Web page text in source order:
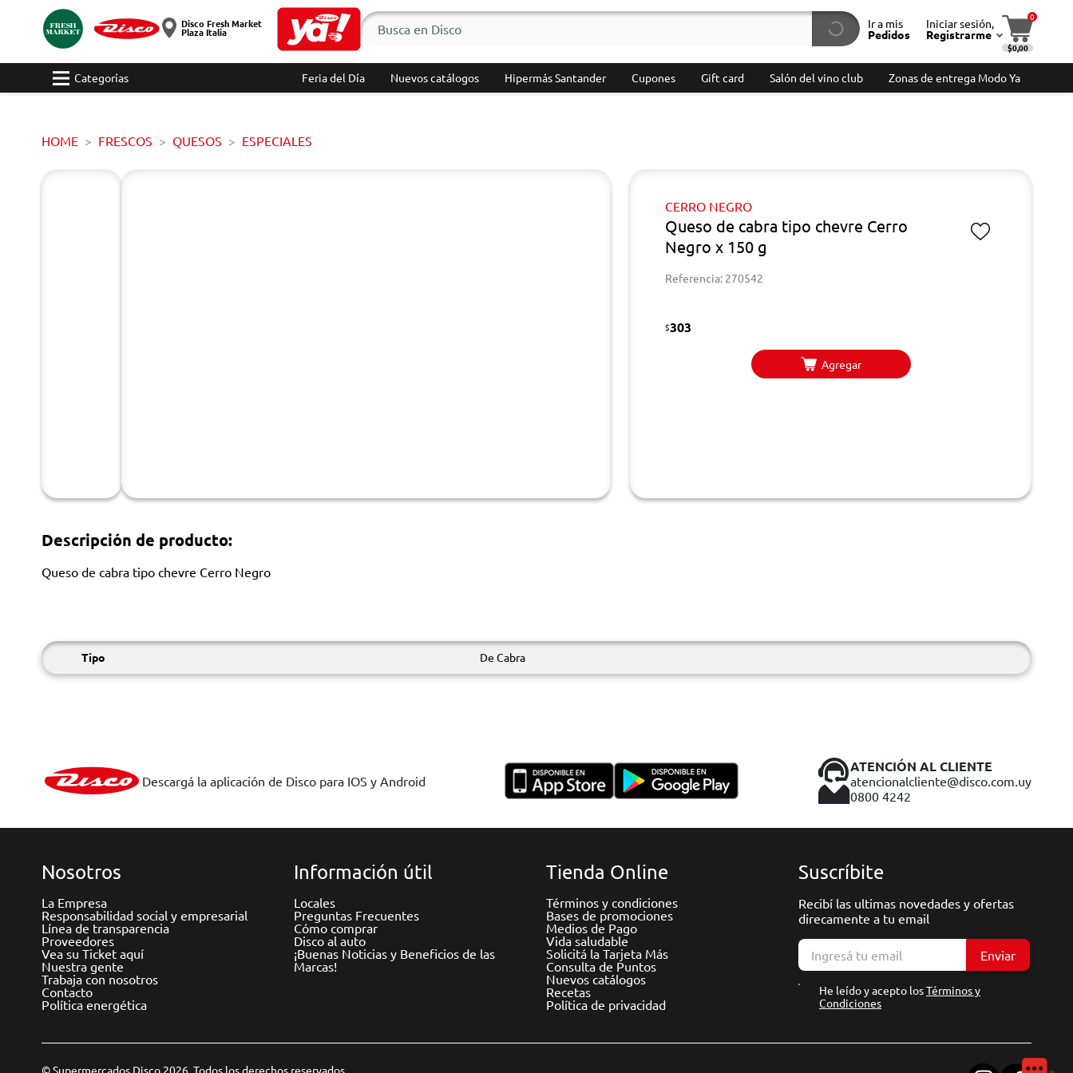
Disco Fresh Market
Plaza Italia
Ir a mis
Pedidos
Iniciar sesión,
Registrarme
0
$0,00
Categorías Feria del Día Nuevos catálogos Hipermás Santander Cupones Gift card Salón del vino club Zonas de entrega Modo Ya
HOME FRESCOS QUESOS ESPECIALES
CERRO NEGRO
Queso de cabra tipo chevre Cerro
Negro x 150 g
Referencia: 270542
$303
Agregar
Descripción de producto:
Queso de cabra tipo chevre Cerro Negro
Tipo De Cabra
Descargá la aplicación de Disco para IOS y Android
ATENCIÓN AL CLIENTE
atencionalcliente@disco.com.uy
0800 4242
Nosotros
La Empresa
Responsabilidad social y empresarial
Línea de transparencia
Proveedores
Vea su Ticket aquí
Nuestra gente
Trabaja con nosotros
Contacto
Política energética
Información útil
Locales
Preguntas Frecuentes
Cómo comprar
Disco al auto
¡Buenas Noticias y Beneficios de las
Marcas!
Tienda Online
Términos y condiciones
Bases de promociones
Medios de Pago
Vida saludable
Solicitá la Tarjeta Más
Consulta de Puntos
Nuevos catálogos
Recetas
Política de privacidad
Suscríbite
Recibí las ultimas novedades y ofertas
direcamente a tu email
Enviar
He leído y acepto losTérminos y
Condiciones
© Supermercados Disco 2026. Todos los derechos reservados